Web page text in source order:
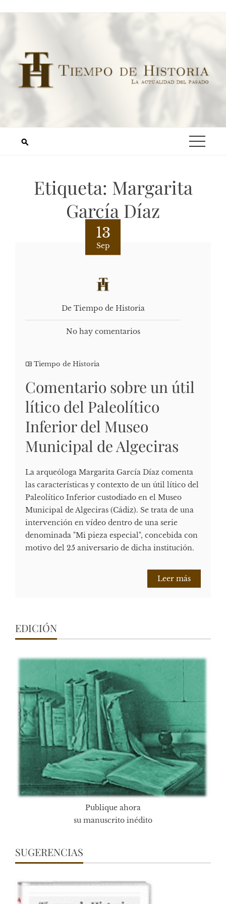
Etiqueta: Margarita
García Díaz
13
Sep
De Tiempo de Historia
No hay comentarios
Tiempo de Historia
Comentario sobre un útil
lítico del Paleolítico
Inferior del Museo
Municipal de Algeciras
La arqueóloga Margarita García Díaz comenta
las características y contexto de un útil lítico del
Paleolítico Inferior custodiado en el Museo
Municipal de Algeciras (Cádiz). Se trata de una
intervención en vídeo dentro de una serie
denominada "Mi pieza especial", concebida con
motivo del 25 aniversario de dicha institución.
Leer más
EDICIÓN
Publique ahora
su manuscrito inédito
SUGERENCIAS